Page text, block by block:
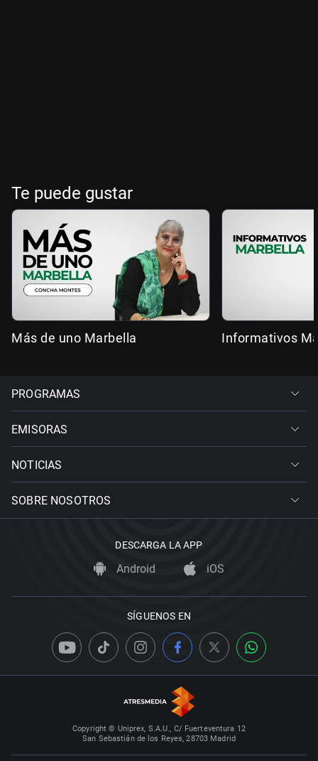
Te puede gustar
Más de uno Marbella Informativos
PROGRAMAS
EMISORAS
NOTICIAS
SOBRE NOSOTROS
DESCARGA LA APP
Android iOS
SÍGUENOS EN
Copyright © Uniprex, S.A.U., C/ Fuerteventura 12
San Sebastián de los Reyes, 28703 Madrid